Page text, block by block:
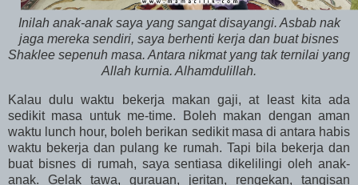
Inilah anak-anak saya yang sangat disayangi. Asbab nak
jaga mereka sendiri, saya berhenti kerja dan buat bisnes
Shaklee sepenuh masa. Antara nikmat yang tak ternilai yang
Allah kurnia. Alhamdulillah.
Kalau dulu waktu bekerja makan gaji, at least kita ada
sedikit masa untuk me-time. Boleh makan dengan aman
waktu lunch hour, boleh berikan sedikit masa di antara habis
waktu bekerja dan pulang ke rumah. Tapi bila bekerja dan
buat bisnes di rumah, saya sentiasa dikelilingi oleh anak-
anak. Gelak tawa, gurauan, jeritan, rengekan, tangisan